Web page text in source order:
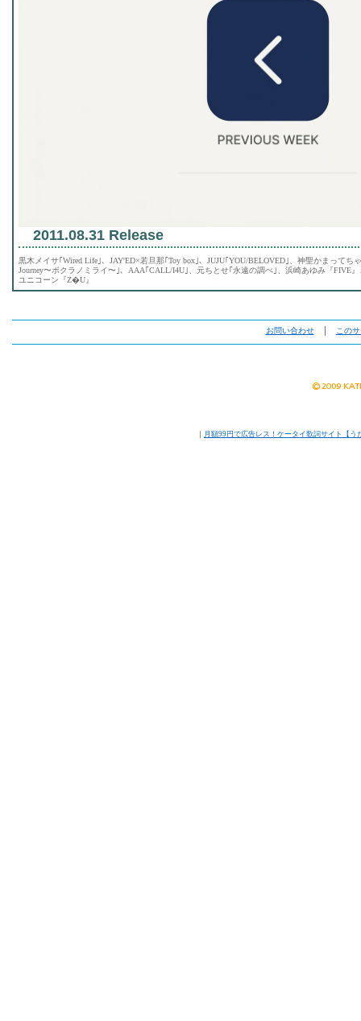
2011.08.31 Release
黒木メイサ｢Wired Life｣、JAY'ED×若旦那｢Toy box｣、JUJU｢YOU/BELOVED｣、神聖かまってち
Journey〜ボクラノミライ〜｣、AAA｢CALL/I4U｣、元ちとせ｢永遠の調べ｣、浜崎あゆみ『FIVE
ユニコーン『Z�U』
お問い合わせ│ この
｜ 月額99円で広告レス！ケータイ歌詞サイト【う